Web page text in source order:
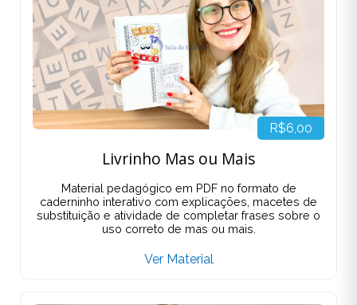
R$6,00
Livrinho Mas ou Mais
Material pedagógico em PDF no formato de
caderninho interativo com explicações, macetes de
substituição e atividade de completar frases sobre o
uso correto de mas ou mais.
Ver Material